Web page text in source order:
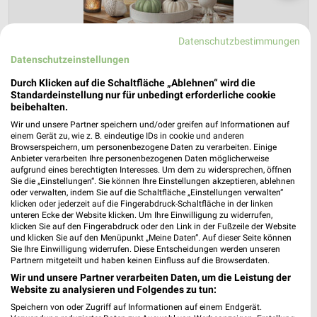
NKD Prospekt für Siegen
(Universitätsstadt) ab Mo. den 03.08.
Herbstliche Deko-Woche
Gültig von 03. Aug. bis 01. Sep.
📅 Kalendereintrag erstellen
PROSPEKT BLÄTTERN
Datenschutzbestimmungen
Datenschutzeinstellungen
Durch Klicken auf die Schaltfläche „Ablehnen“ wird die
Standardeinstellung nur für unbedingt erforderliche cookie
beibehalten.
Wir und unsere Partner speichern und/oder greifen auf Informationen auf
einem Gerät zu, wie z. B. eindeutige IDs in cookie und anderen
Browserspeichern, um personenbezogene Daten zu verarbeiten. Einige
Anbieter verarbeiten Ihre personenbezogenen Daten möglicherweise
aufgrund eines berechtigten Interesses. Um dem zu widersprechen, öffnen
Sie die „Einstellungen“. Sie können Ihre Einstellungen akzeptieren, ablehnen
oder verwalten, indem Sie auf die Schaltfläche „Einstellungen verwalten“
klicken oder jederzeit auf die Fingerabdruck-Schaltfläche in der linken
unteren Ecke der Website klicken. Um Ihre Einwilligung zu widerrufen,
klicken Sie auf den Fingerabdruck oder den Link in der Fußzeile der Website
und klicken Sie auf den Menüpunkt „Meine Daten“. Auf dieser Seite können
Sie Ihre Einwilligung widerrufen. Diese Entscheidungen werden unseren
Partnern mitgeteilt und haben keinen Einfluss auf die Browserdaten.
Wir und unsere Partner verarbeiten Daten, um die Leistung der
Website zu analysieren und Folgendes zu tun:
Speichern von oder Zugriff auf Informationen auf einem Endgerät.